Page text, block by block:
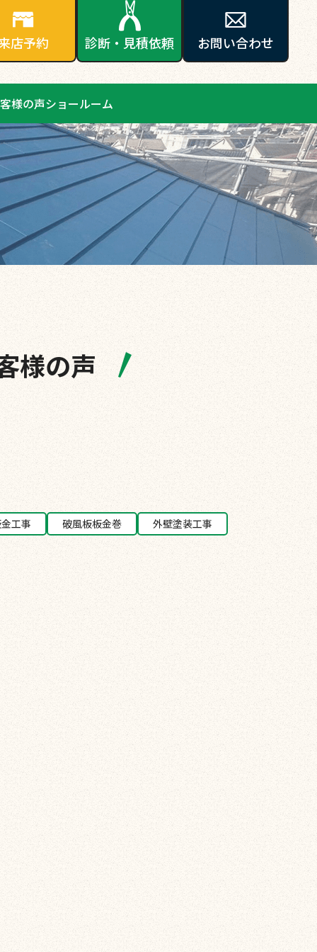
店予約 診断・見積依頼 お問い合わせ
様の声ショールーム
様の声
工事 破風板板金巻 外壁塗装工事